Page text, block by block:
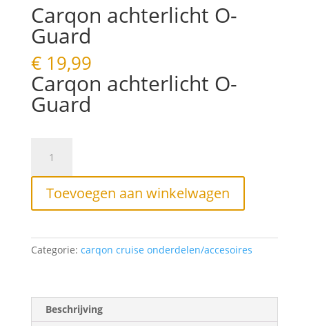
Carqon achterlicht O-
Guard
€19,99
Carqon achterlicht O-
Guard
achterlicht
O-
Guard
aantal
Toevoegen aan winkelwagen
Categorie: carqon cruise onderdelen/accesoires
Beschrijving